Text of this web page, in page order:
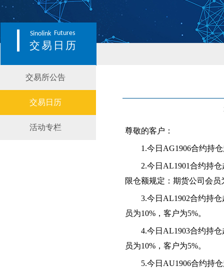
Sinolink Futures
交易日历
交易所公告
交易日历
活动专栏 尊敬的客户：
1.今日AG1906合约持
2.今日AL1901合约持
限仓额规定：期货公司会员
3.今日AL1902合约持
员为10%，客户为5%。
4.今日AL1903合约持
员为10%，客户为5%。
5.今日AU1906合约持